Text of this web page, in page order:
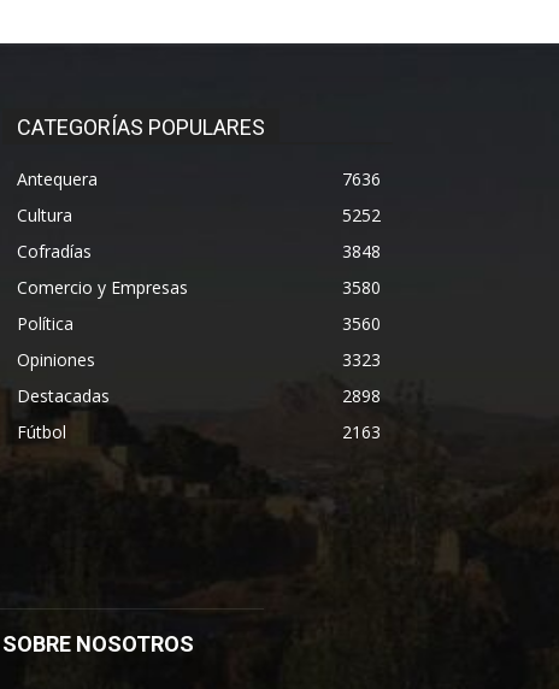
CATEGORÍAS POPULARES
Antequera
7636
Cultura
5252
Cofradías
3848
Comercio y Empresas
3580
Política
3560
Opiniones
3323
Destacadas
2898
Fútbol
2163
SOBRE NOSOTROS